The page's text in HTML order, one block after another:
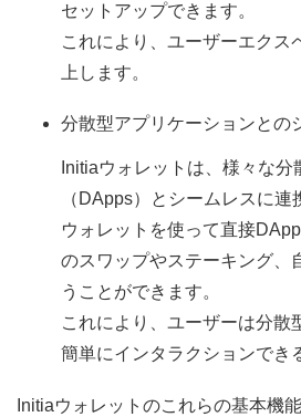
セットアップできます。
これにより、ユーザーエクス
上します。
分散型アプリケーションとの
Initiaウォレットは、様々な
（DApps）とシームレスに連
ウォレットを使って直接
のスワップやステーキング、
うことができます。
これにより、ユーザーは分散
簡単にインタラクションでき
Initiaウォレットのこれらの基本機